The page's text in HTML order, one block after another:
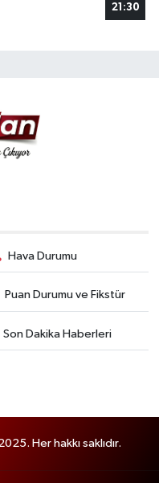
21:30
Hava Durumu
Puan Durumu ve Fikstür
Son Dakika Haberleri
Her hakkı saklıdır.